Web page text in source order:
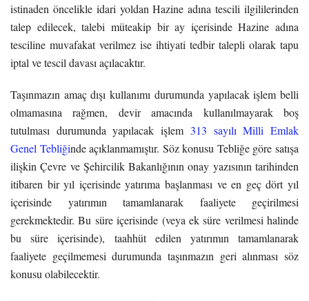
istinaden öncelikle idari yoldan Hazine adına tescili ilgililerinden
talep edilecek, talebi müteakip bir ay içerisinde Hazine adına
tesciline muvafakat verilmez ise ihtiyati tedbir talepli olarak tapu
iptal ve tescil davası açılacaktır.
Taşınmazın amaç dışı kullanımı durumunda yapılacak işlem belli
olmamasına rağmen, devir amacında kullanılmayarak boş
tutulması durumunda yapılacak işlem 313 sayılı Milli Emlak
Genel Tebliğinde açıklanmamıştır. Söz konusu Tebliğe göre satışa
ilişkin Çevre ve Şehircilik Bakanlığının onay yazısının tarihinden
itibaren bir yıl içerisinde yatırıma başlanması ve en geç dört yıl
içerisinde yatırımın tamamlanarak faaliyete geçirilmesi
gerekmektedir. Bu süre içerisinde (veya ek süre verilmesi halinde
bu süre içerisinde), taahhüt edilen yatırımın tamamlanarak
faaliyete geçilmemesi durumunda taşınmazın geri alınması söz
konusu olabilecektir.